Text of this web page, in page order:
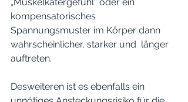
kompensatorisches
Spannungsmuster im Körper dann
wahrscheinlicher, starker und  länger
auftreten.
Desweiteren ist es ebenfalls ein